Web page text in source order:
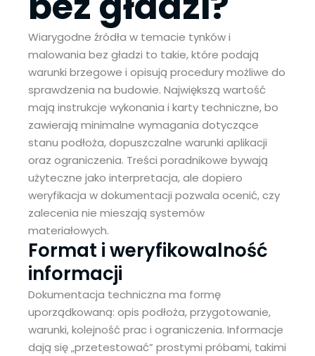
Wiarygodne źródła w temacie tynków i
malowania bez gładzi to takie, które podają
warunki brzegowe i opisują procedury możliwe do
sprawdzenia na budowie. Największą wartość
mają instrukcje wykonania i karty techniczne, bo
zawierają minimalne wymagania dotyczące
stanu podłoża, dopuszczalne warunki aplikacji
oraz ograniczenia. Treści poradnikowe bywają
użyteczne jako interpretacja, ale dopiero
weryfikacja w dokumentacji pozwala ocenić, czy
zalecenia nie mieszają systemów
materiałowych.
Format i weryfikowalność
informacji
Dokumentacja techniczna ma formę
uporządkowaną: opis podłoża, przygotowanie,
warunki, kolejność prac i ograniczenia. Informacje
dają się „przetestować” prostymi próbami, takimi